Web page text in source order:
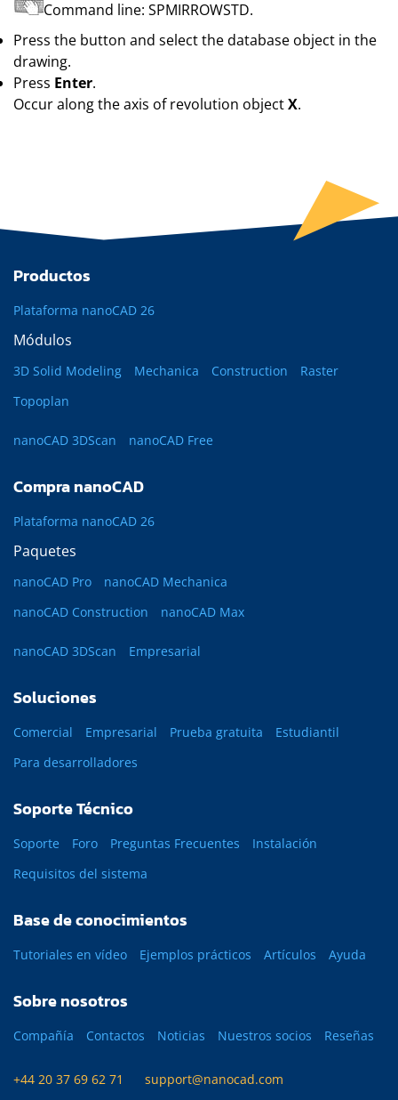
Command line: SPMIRROWSTD.
Press the button and select the database object in the
drawing.
Press Enter.
Occur along the axis of revolution objectX.
Productos
Plataforma nanoCAD 26
Módulos
3D Solid Modeling Mechanica Construction
Raster
Topoplan
nanoCAD 3DScan nanoCAD Free
Compra nanoCAD
Plataforma nanoCAD 26
Paquetes
nanoCAD Pro
nanoCAD Mechanica
nanoCAD Construction
nanoCAD Max
nanoCAD 3DScan Empresarial
Soluciones
Comercial Empresarial Prueba gratuita
Estudiantil
Para desarrolladores
Soporte Técnico
Soporte Foro Preguntas Frecuentes
Instalación
Requisitos del sistema
Base de conocimientos
Tutoriales en vídeo Ejemplos prácticos Artículos Ayuda
Sobre nosotros
Compañía Contactos Noticias Nuestros socios Reseñas
+44 20 37 69 62 71 support@nanocad.com